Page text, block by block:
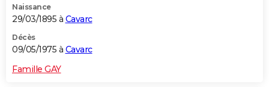
Naissance
29/03/1895 à Cavarc
Décès
09/05/1975 à Cavarc
Famille GAY